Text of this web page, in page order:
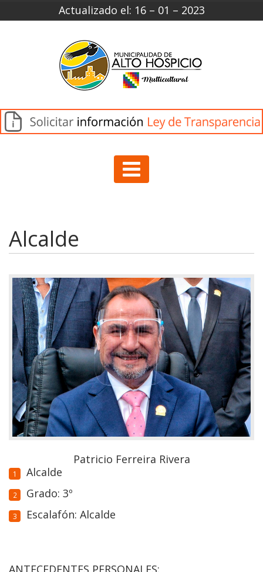
Actualizado el: 16 – 01 – 2023
Alcalde
Patricio Ferreira Rivera
Alcalde
Grado: 3º
Escalafón: Alcalde